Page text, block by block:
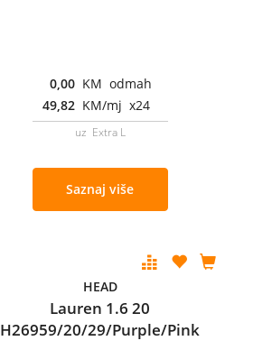
0,00 KM odmah
49,82 KM/mj x24
uz Extra L
Saznaj više
HEAD
Lauren 1.6 20
H26959/20/29/Purple/Pink